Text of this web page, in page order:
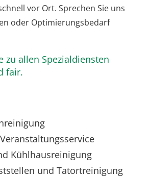
vor Ort. Sprechen Sie uns
oder Optimierungsbedarf
zu allen Spezialdiensten
fair.
Kühlhausreinigung
und Tatortreinigung